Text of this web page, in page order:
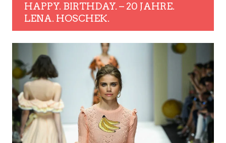
HAPPY. BIRTHDAY. – 20 JAHRE.
LENA. HOSCHEK.